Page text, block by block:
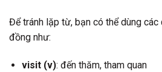
Để tránh lặp từ, bạn có thể dùng
đồng như:
visit (v): đến thăm, tham quan